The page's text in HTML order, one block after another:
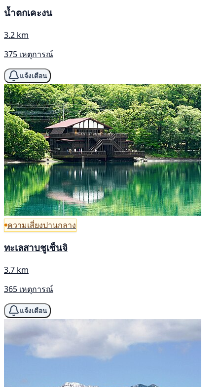
น้ำตกเคะงน
3.2 km
375 เหตุการณ์
แจ้งเตือน
ความเสี่ยงปานกลาง
ทะเลสาบชูเซ็นจิ
3.7 km
365 เหตุการณ์
แจ้งเตือน